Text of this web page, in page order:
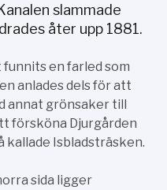
slammade
åter upp 1881.
en farled som
anlades dels för att
annat grönsaker till
försköna Djurgården
kallade Isbladsträsken.
sida ligger